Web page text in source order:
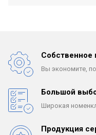
Собственное
Вы экономите,
Большой
Широкая
Продукция